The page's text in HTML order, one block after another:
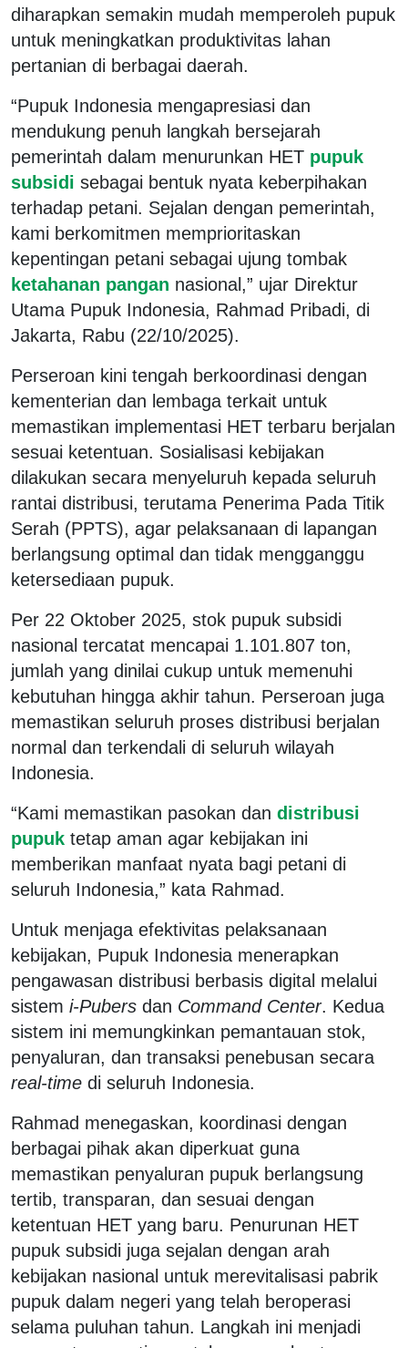
diharapkan semakin mudah memperoleh pupuk
untuk meningkatkan produktivitas lahan
pertanian di berbagai daerah.
“Pupuk Indonesia mengapresiasi dan
mendukung penuh langkah bersejarah
pemerintah dalam menurunkan HET pupuk
subsidi sebagai bentuk nyata keberpihakan
terhadap petani. Sejalan dengan pemerintah,
kami berkomitmen memprioritaskan
kepentingan petani sebagai ujung tombak
ketahanan pangan nasional,” ujar Direktur
Utama Pupuk Indonesia, Rahmad Pribadi, di
Jakarta, Rabu (22/10/2025).
Perseroan kini tengah berkoordinasi dengan
kementerian dan lembaga terkait untuk
memastikan implementasi HET terbaru berjalan
sesuai ketentuan. Sosialisasi kebijakan
dilakukan secara menyeluruh kepada seluruh
rantai distribusi, terutama Penerima Pada Titik
Serah (PPTS), agar pelaksanaan di lapangan
berlangsung optimal dan tidak mengganggu
ketersediaan pupuk.
Per 22 Oktober 2025, stok pupuk subsidi
nasional tercatat mencapai 1.101.807 ton,
jumlah yang dinilai cukup untuk memenuhi
kebutuhan hingga akhir tahun. Perseroan juga
memastikan seluruh proses distribusi berjalan
normal dan terkendali di seluruh wilayah
Indonesia.
“Kami memastikan pasokan dan distribusi
pupuk tetap aman agar kebijakan ini
memberikan manfaat nyata bagi petani di
seluruh Indonesia,” kata Rahmad.
Untuk menjaga efektivitas pelaksanaan
kebijakan, Pupuk Indonesia menerapkan
pengawasan distribusi berbasis digital melalui
sistem i-Pubers dan Command Center. Kedua
sistem ini memungkinkan pemantauan stok,
penyaluran, dan transaksi penebusan secara
real-time di seluruh Indonesia.
Rahmad menegaskan, koordinasi dengan
berbagai pihak akan diperkuat guna
memastikan penyaluran pupuk berlangsung
tertib, transparan, dan sesuai dengan
ketentuan HET yang baru. Penurunan HET
pupuk subsidi juga sejalan dengan arah
kebijakan nasional untuk merevitalisasi pabrik
pupuk dalam negeri yang telah beroperasi
selama puluhan tahun. Langkah ini menjadi